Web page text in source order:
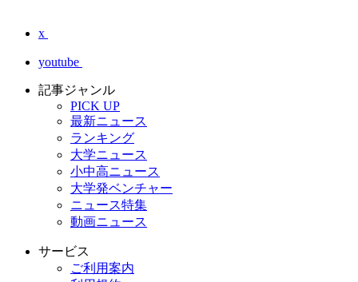
x
youtube
記事ジャンル
PICK UP
最新ニュース
ランキング
大学ニュース
小中高ニュース
大学発ベンチャー
ニュース特集
動画ニュース
サービス
ご利用案内